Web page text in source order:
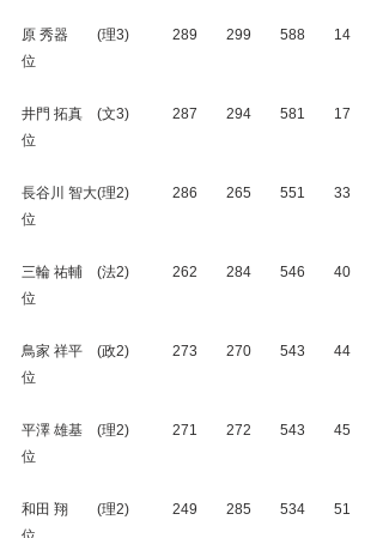
原 秀器　　(理3)　　　289　　299　　588　　14
位
井門 拓真　(文3)　　　287　　294　　581　　17
位
長谷川 智大(理2)　　　286　　265　　551　　33
位
三輪 祐輔　(法2)　　　262　　284　　546　　40
位
鳥家 祥平　(政2)　　　273　　270　　543　　44
位
平澤 雄基　(理2)　　　271　　272　　543　　45
位
和田 翔　　(理2)　　　249　　285　　534　　51